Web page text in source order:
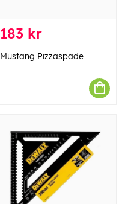
183 kr
Mustang Pizzaspade